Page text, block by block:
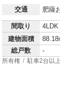
交通 肥薩
間取り
4LDK
建物面積
総戸数 -
所有権 駐車2台以上